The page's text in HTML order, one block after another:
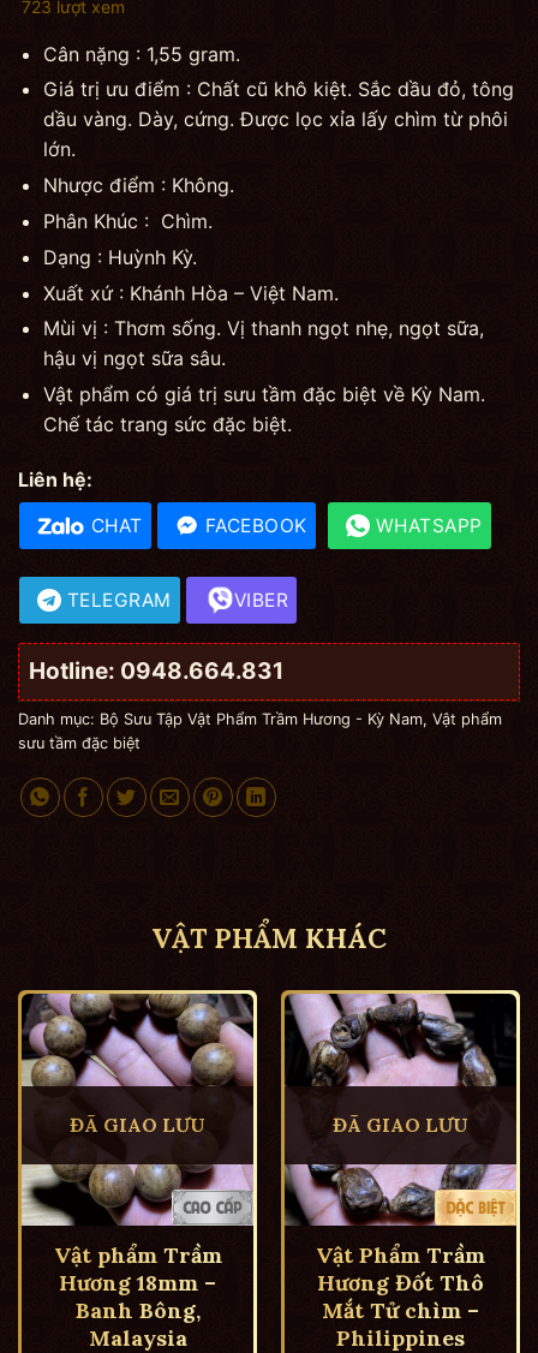
723 lượt xem
Cân nặng : 1,55 gram.
Giá trị ưu điểm : Chất cũ khô kiệt. Sắc dầu đỏ, tông
dầu vàng. Dày, cứng. Được lọc xỉa lấy chìm từ phôi
lớn.
Nhược điểm : Không.
Phân Khúc : Chìm.
Dạng : Huỳnh Kỳ.
Xuất xứ : Khánh Hòa – Việt Nam.
Mùi vị : Thơm sống. Vị thanh ngọt nhẹ, ngọt sữa,
hậu vị ngọt sữa sâu.
Vật phẩm có giá trị sưu tầm đặc biệt về Kỳ Nam.
Chế tác trang sức đặc biệt.
Liên hệ:
CHAT FACEBOOK WHATSAPP
TELEGRAM VIBER
Hotline: 0948.664.831
Danh mục: Bộ Sưu Tập Vật Phẩm Trầm Hương - Kỳ Nam, Vật phẩm
sưu tầm đặc biệt
VẬT PHẨM KHÁC
ĐÃ GIAO LƯU
Vật phẩm Trầm
Hương 18mm –
Banh Bông,
Malaysia
ĐÃ GIAO LƯU
Vật Phẩm Trầm
Hương Đốt Thô
Mắt Tử chìm –
Philippines